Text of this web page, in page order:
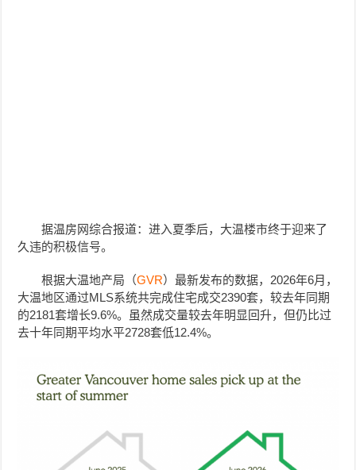
据温房网综合报道：进入夏季后，大温楼市终于迎来了
久违的积极信号。
根据大温地产局（GVR）最新发布的数据，2026年6月，
大温地区通过MLS系统共完成住宅成交2390套，较去年同期
的2181套增长9.6%。虽然成交量较去年明显回升，但仍比过
去十年同期平均水平2728套低12.4%。